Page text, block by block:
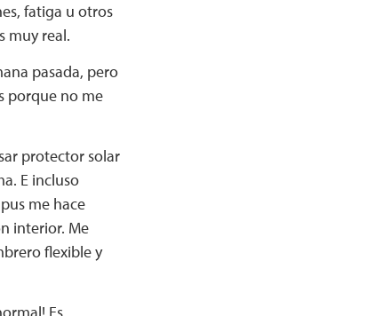
fatiga u otros
muy real.
pasada, pero
porque no me
protector solar
E incluso
me hace
interior. Me
flexible y